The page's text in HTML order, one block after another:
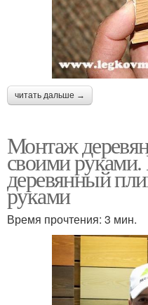
читать дальше →
Монтаж
своими руками.
деревянный
руками
Время прочтения: 3 мин.